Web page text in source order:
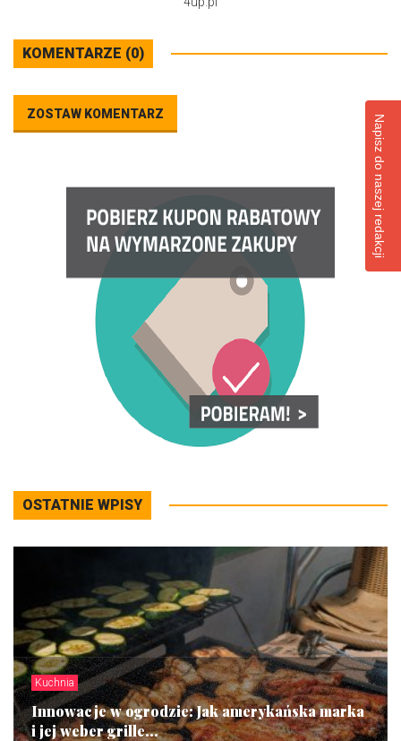
KOMENTARZE (0)
ZOSTAW KOMENTARZ
OSTATNIE WPISY
Kuchnia
Innowacje w ogrodzie: Jak amerykańska marka
i jej weber grille...
Napisz do naszej redakcji